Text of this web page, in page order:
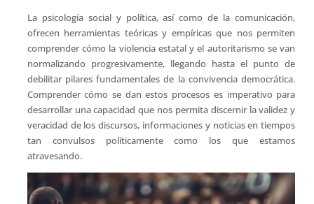
La psicología social y política, así como de la comunicación,
ofrecen herramientas teóricas y empíricas que nos permiten
comprender cómo la violencia estatal y el autoritarismo se van
normalizando progresivamente, llegando hasta el punto de
debilitar pilares fundamentales de la convivencia democrática.
Comprender cómo se dan estos procesos es imperativo para
desarrollar una capacidad que nos permita discernir la validez y
veracidad de los discursos, informaciones y noticias en tiempos
tan convulsos políticamente como los que estamos
atravesando.